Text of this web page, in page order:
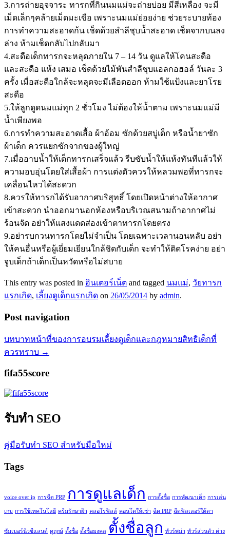
3.การถ่ายอุจจาระ ทารกที่กินนมแม่จะถ่ายบ่อย มีสีเหลือง จะมี
เม็ดเล็กๆคล้ายเม็ดมะเขือ เพราะนมแม่ย่อยง่าย ช่วยระบายท้อง
การทำความสะอาดก้น เช็ดด้วยสำลีชุบน้ำสะอาด เช็ดจากบนลง
ล่าง ห้ามเช็ดกลับไปกลับมา
4.สะดือเด็กทารกจะหลุดภายใน 7 – 14 วัน ดูแลให้โคนสะดือ
และสะดือ แห้ง เสมอ เช็ดด้วยไม้พันสำลีชุบแอลกอฮอล์ วันละ 3
ครั้ง เมื่อสะดือใกล้จะหลุดจะมีเลือดออก ห้ามใช้แป้งและยาโรย
สะดือ
5.ให้ลูกดูดนมแม่ทุก 2 ชั่วโมง ไม่ต้องให้น้ำตาม เพราะนมแม่มี
น้ำเพียงพอ
6.การทำความสะอาดเสื้อ ผ้าอ้อม ซักด้วยสบู่เด็ก หรือน้ำยาซัก
ผ้าเด็ก ควรแยกซักจากของผู้ใหญ่
7.เมื่ออาบน้ำให้เด็กทารกเสร็จแล้ว รีบซับน้ำให้แห้งทันทีแล้วให้
ความอบอุ่นโดยใส่เสื้อผ้า การแต่งตัวควรให้หลวมพอที่ทารกจะ
เคลื่อนไหวได้สะดวก
8.ควรให้ทารกได้รับอากาศบริสุทธิ์ โดยเปิดหน้าต่างให้อากาศ
เข้าสะดวก นำออกมานอกห้องหรือบริเวณสนามถ้าอากาศไม่
ร้อนจัด อย่าให้แสงแดดส่องเข้าตาทารกโดยตรง
9.อย่ารบกวนทารกโดยไม่จำเป็น โดยเฉพาะเวลานอนหลับ อย่า
ให้คนอื่นหรือผู้เยี่ยมเยียนใกล้ชิดกับเด็ก จะทำให้ติดโรคง่าย อย่า
จูบเด็กถ้าเด็กเป็นหวัดหรือไม่สบาย
This entry was posted in อินเตอร์เน็ต and tagged นมแม่, วัยทารก
แรกเกิด, เลี้ยงดูเด็กแรกเกิด on 26/05/2014 by admin.
Post navigation
บทบาทหน้าที่ของการอบรมเลี้ยงดูเด็กและกฎหมายสิทธิเด็กที่
ควรทราบ →
fifa55score
รับทำ SEO
คู่มือรับทำ SEO สำหรับมือใหม่
Tags
voice over ip การฉีด PRP การดูแลเด็ก การตั้งชื่อ การพัฒนาเด็ก การเล่น
เกม การใช้เทคโนโลยี ครีมรักษาฝ้า คลอโรฟิลล์ คอนโดให้เช่า ฉีด PRP ฉีดฟิลเลอร์ใต้ตา
ซัมเมอร์นิวซีแลนด์ ดูฤกษ์ ตั้งชื่อ ตั้งชื่อมงคล ตั้งชื่อลูก ทัวร์พม่า ทัวร์ส่วนตัว ต่าง